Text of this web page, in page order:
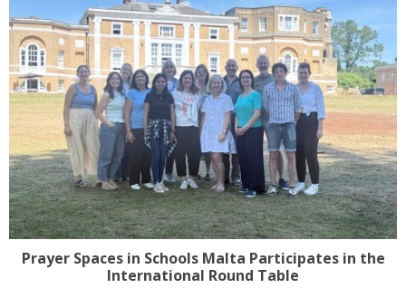
Prayer Spaces in Schools Malta Participates in the
International Round Table